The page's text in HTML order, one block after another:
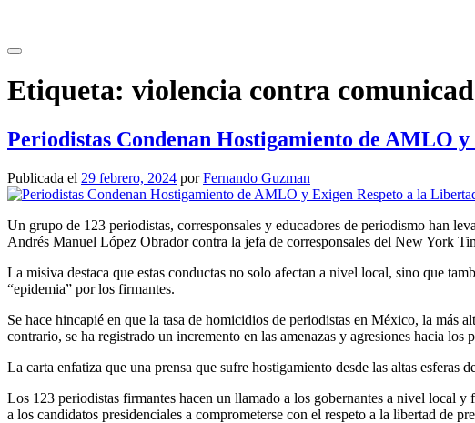
contenido
Etiqueta: violencia contra
Periodistas Condenan Hostigamiento de AMLO
Publicada el 29 febrero, 2024 porFernando Guzman
Un grupo de 123 periodistas, corresponsales y educadores de periodismo han
Andrés Manuel López Obrador contra la jefa de corresponsales del New York
La misiva destaca que estas conductas no solo afectan a nivel local, sino que
“epidemia” por los firmantes.
Se hace hincapié en que la tasa de homicidios de periodistas en México, la más
contrario, se ha registrado un incremento en las amenazas y agresiones hacia los
La carta enfatiza que una prensa que sufre hostigamiento desde las altas esferas
Los 123 periodistas firmantes hacen un llamado a los gobernantes a nivel local
a los candidatos presidenciales a comprometerse con el respeto a la libertad de